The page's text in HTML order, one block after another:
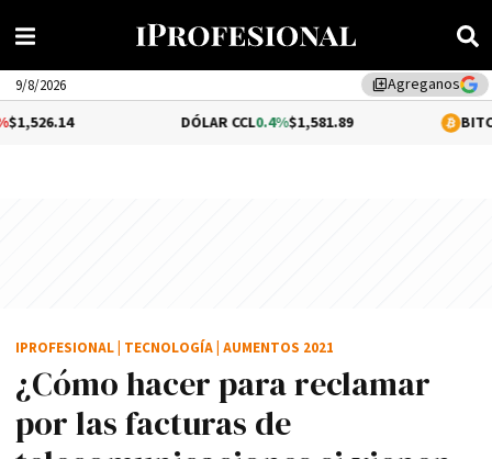
library_addAgreganos
9/8/2026
0.4%$1,581.89 0.66%
¿Cómo hacer para reclamar
por las facturas de
IPROFESIONAL TECNOLOGÍA AUMENTOS 2021